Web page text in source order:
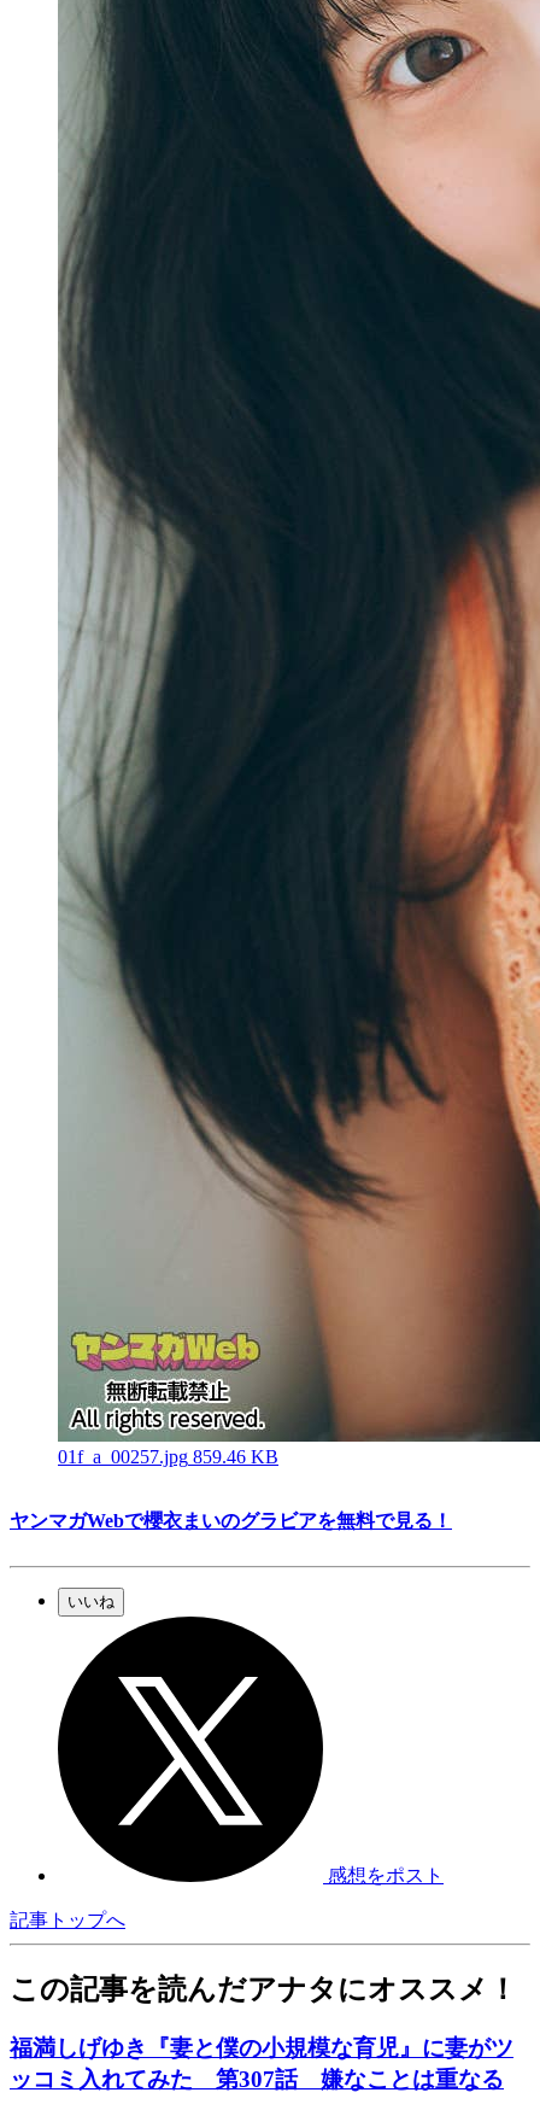
01f_a_00257.jpg 859.46 KB
ヤンマガWebで櫻衣まいのグラビアを無料で見る！
いいね
感想をポスト
記事トップへ
この記事を読んだアナタにオススメ！
福満しげゆき『妻と僕の小規模な育児』に妻がツ
ッコミ入れてみた 第307話 嫌なことは重なる